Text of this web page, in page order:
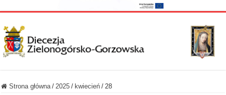
Strona główna / 2025 / kwiecień / 28